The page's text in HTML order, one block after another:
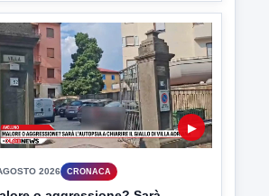
2026 CRONACA
Valentino,21enne indagato:
duplice omicidio stradale
mortale a Ponte Valentino,
il 21enne alla guida...